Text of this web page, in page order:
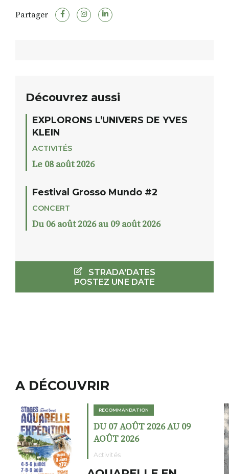
Partager
Découvrez aussi
EXPLORONS L’UNIVERS DE YVES
KLEIN
ACTIVITÉS
Le 08 août 2026
Festival Grosso Mundo #2
CONCERT
Du 06 août 2026 au 09 août 2026
STRADA'DATES
POSTEZ UNE DATE
A DÉCOUVRIR
RECOMMANDATION
DU 02 AOÛT 2026 AU 23
AOÛT 2026
Expositions